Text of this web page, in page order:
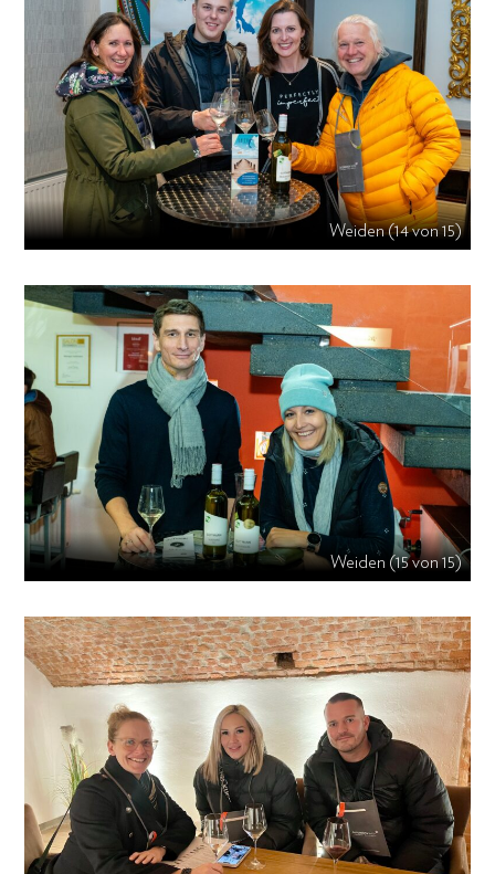
Weiden (14 von 15)
Weiden (15 von 15)